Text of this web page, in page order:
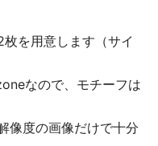
を用意します（サイ
なので、モチーフは
像度の画像だけで十分